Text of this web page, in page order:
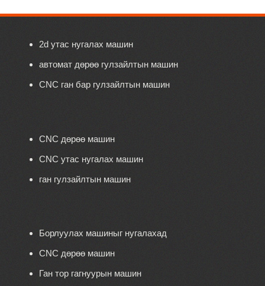
2d утас нугалах машин
автомат дөрөө гулзайлтын машин
CNC ган бар гулзайлтын машин
CNC дөрөө машин
CNC утас нугалах машин
ган гулзайлтын машин
Борлуулах машиныг нугалахад
CNC дөрөө машин
Ган тор гагнуурын машин